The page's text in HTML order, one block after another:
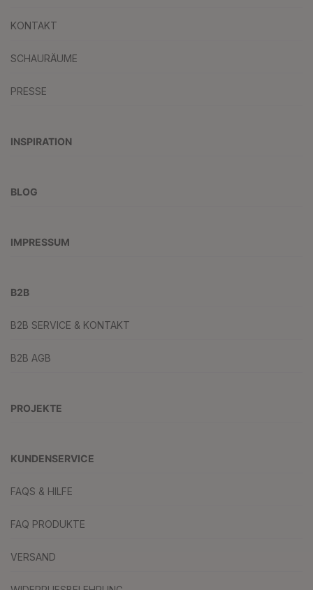
KONTAKT
SCHAURÄUME
PRESSE
INSPIRATION
BLOG
IMPRESSUM
B2B
B2B SERVICE & KONTAKT
B2B AGB
PROJEKTE
KUNDENSERVICE
FAQS & HILFE
FAQ PRODUKTE
VERSAND